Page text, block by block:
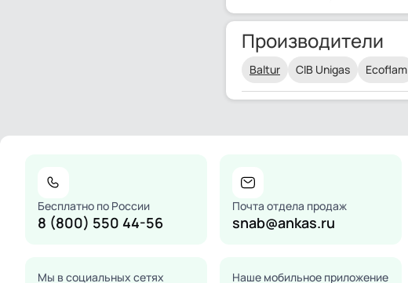
Производители
Baltur CIB Unigas Ecoflam
Бесплатно по России
8 (800) 550 44-56
Почта отдела продаж
snab@ankas.ru
Мы в социальных сетях Наше мобильное приложение